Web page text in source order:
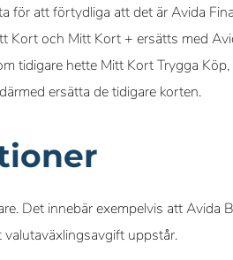
för att förtydliga att det är Avida
Kort och Mitt Kort + ersätts med
tidigare hette Mitt Kort Trygga
ersätta de tidigare korten.
Det innebär exempelvis att Avida
uppstår.